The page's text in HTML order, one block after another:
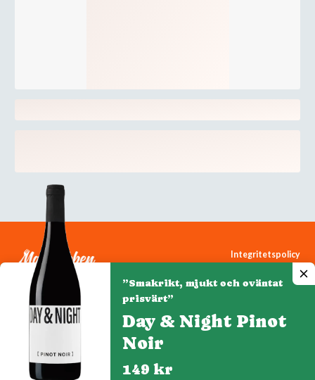
Integritetspolicy
Cookiepolicy
Denna webbplats drivs av Vinklubben i Norden AB
© 2026 mytaste.se
”Smakrikt, mjukt och oväntat
prisvärt”
Day & Night Pinot
Noir
149 kr